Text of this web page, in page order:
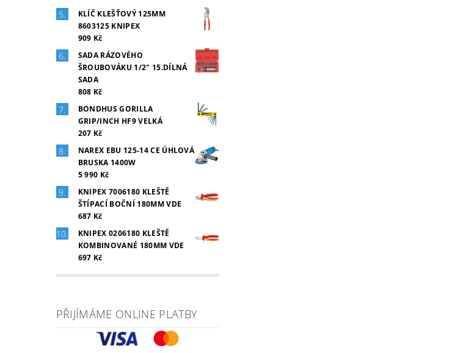
KLÍČ KLEŠŤOVÝ 125MM
8603125 KNIPEX
909 Kč
SADA RÁZOVÉHO
ŠROUBOVÁKU 1/2" 15.DÍLNÁ
SADA
808 Kč
BONDHUS GORILLA
GRIP/INCH HF9 VELKÁ
207 Kč
NAREX EBU 125-14 CE ÚHLOVÁ
BRUSKA 1400W
5 990 Kč
KNIPEX 7006180 KLEŠTĚ
ŠTÍPACÍ BOČNÍ 180MM VDE
687 Kč
KNIPEX 0206180 KLEŠTĚ
KOMBINOVANÉ 180MM VDE
697 Kč
PŘIJÍMÁME ONLINE PLATBY